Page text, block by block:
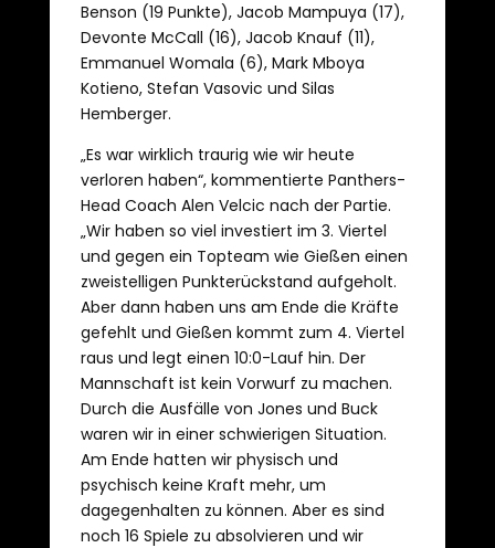
Benson (19 Punkte), Jacob Mampuya (17),
Devonte McCall (16), Jacob Knauf (11),
Emmanuel Womala (6), Mark Mboya
Kotieno, Stefan Vasovic und Silas
Hemberger.
„Es war wirklich traurig wie wir heute
verloren haben“, kommentierte Panthers-
Head Coach Alen Velcic nach der Partie.
„Wir haben so viel investiert im 3. Viertel
und gegen ein Topteam wie Gießen einen
zweistelligen Punkterückstand aufgeholt.
Aber dann haben uns am Ende die Kräfte
gefehlt und Gießen kommt zum 4. Viertel
raus und legt einen 10:0-Lauf hin. Der
Mannschaft ist kein Vorwurf zu machen.
Durch die Ausfälle von Jones und Buck
waren wir in einer schwierigen Situation.
Am Ende hatten wir physisch und
psychisch keine Kraft mehr, um
dagegenhalten zu können. Aber es sind
noch 16 Spiele zu absolvieren und wir